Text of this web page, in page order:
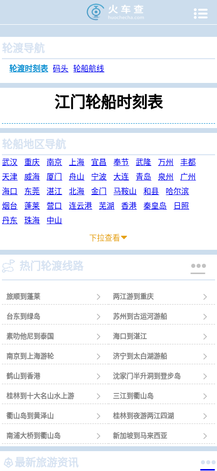

轮渡导航
轮渡时刻表 码头 轮船航线
江门轮船时刻表
轮船地区导航
武汉 重庆 南京 上海 宜昌 奉节 武隆 万州
丰都
天津
威海 厦门 舟山 宁波 大连 青岛 泉州
广州
海口
东莞 湛江 北海 金门 马鞍山 和县
哈尔滨
烟台
蓬莱 营口 连云港 芜湖 香港 秦皇岛
日照
丹东
珠海 中山
下拉查看
 热门轮渡线路 
旅顺到蓬莱  两江游到重庆 
台东到绿岛  苏州到古运河游船 
素叻他尼到泰国  海口到湛江 
南京到上海游轮  济宁到太白湖游船 
鹤山到香港  沈家门半升洞到登步岛 
桂林到十大名山水上游  三江到衢山岛 
衢山岛到黄泽山  桂林到夜游两江四湖 
南浦大桥到衢山岛  新加坡到马来西亚 
最新旅游资讯 